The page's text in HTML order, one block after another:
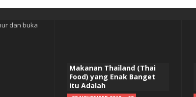
Makanan Thailand (Thai
Food) yang Enak Banget
itu Adalah